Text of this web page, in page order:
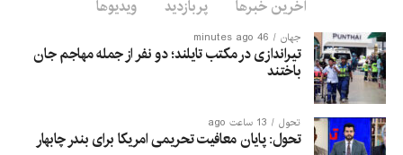
آخرین خبرها پربازدید ویدیوها
جهان 46 minutes ago
تیراندازی در مکتب تایلند؛ دو نفر از جمله مهاجم جان
باختند
تحول 13 ساعت ago
تحول: پایان معافیت تحریمی امریکا برای بندر چابهار